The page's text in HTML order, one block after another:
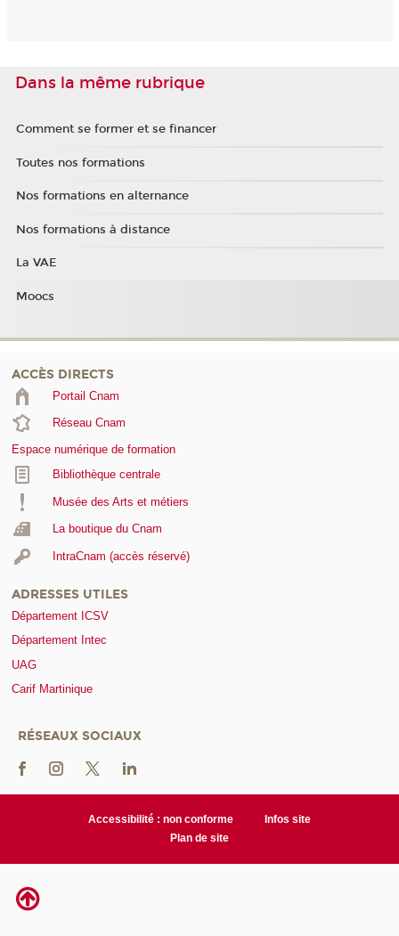
Dans la même rubrique
Comment se former et se financer
Toutes nos formations
Nos formations en alternance
Nos formations à distance
La VAE
Moocs
ACCÈS DIRECTS
Portail Cnam
Réseau Cnam
Espace numérique de formation
Bibliothèque centrale
Musée des Arts et métiers
La boutique du Cnam
IntraCnam (accès réservé)
ADRESSES UTILES
Département ICSV
Département Intec
UAG
Carif Martinique
RÉSEAUX SOCIAUX
Accessibilité : non conforme
Infos site
Plan de site